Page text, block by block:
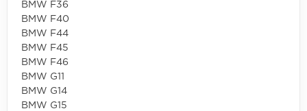
BMW F36
BMW F40
BMW F44
BMW F45
BMW F46
BMW G11
BMW G14
BMW G15